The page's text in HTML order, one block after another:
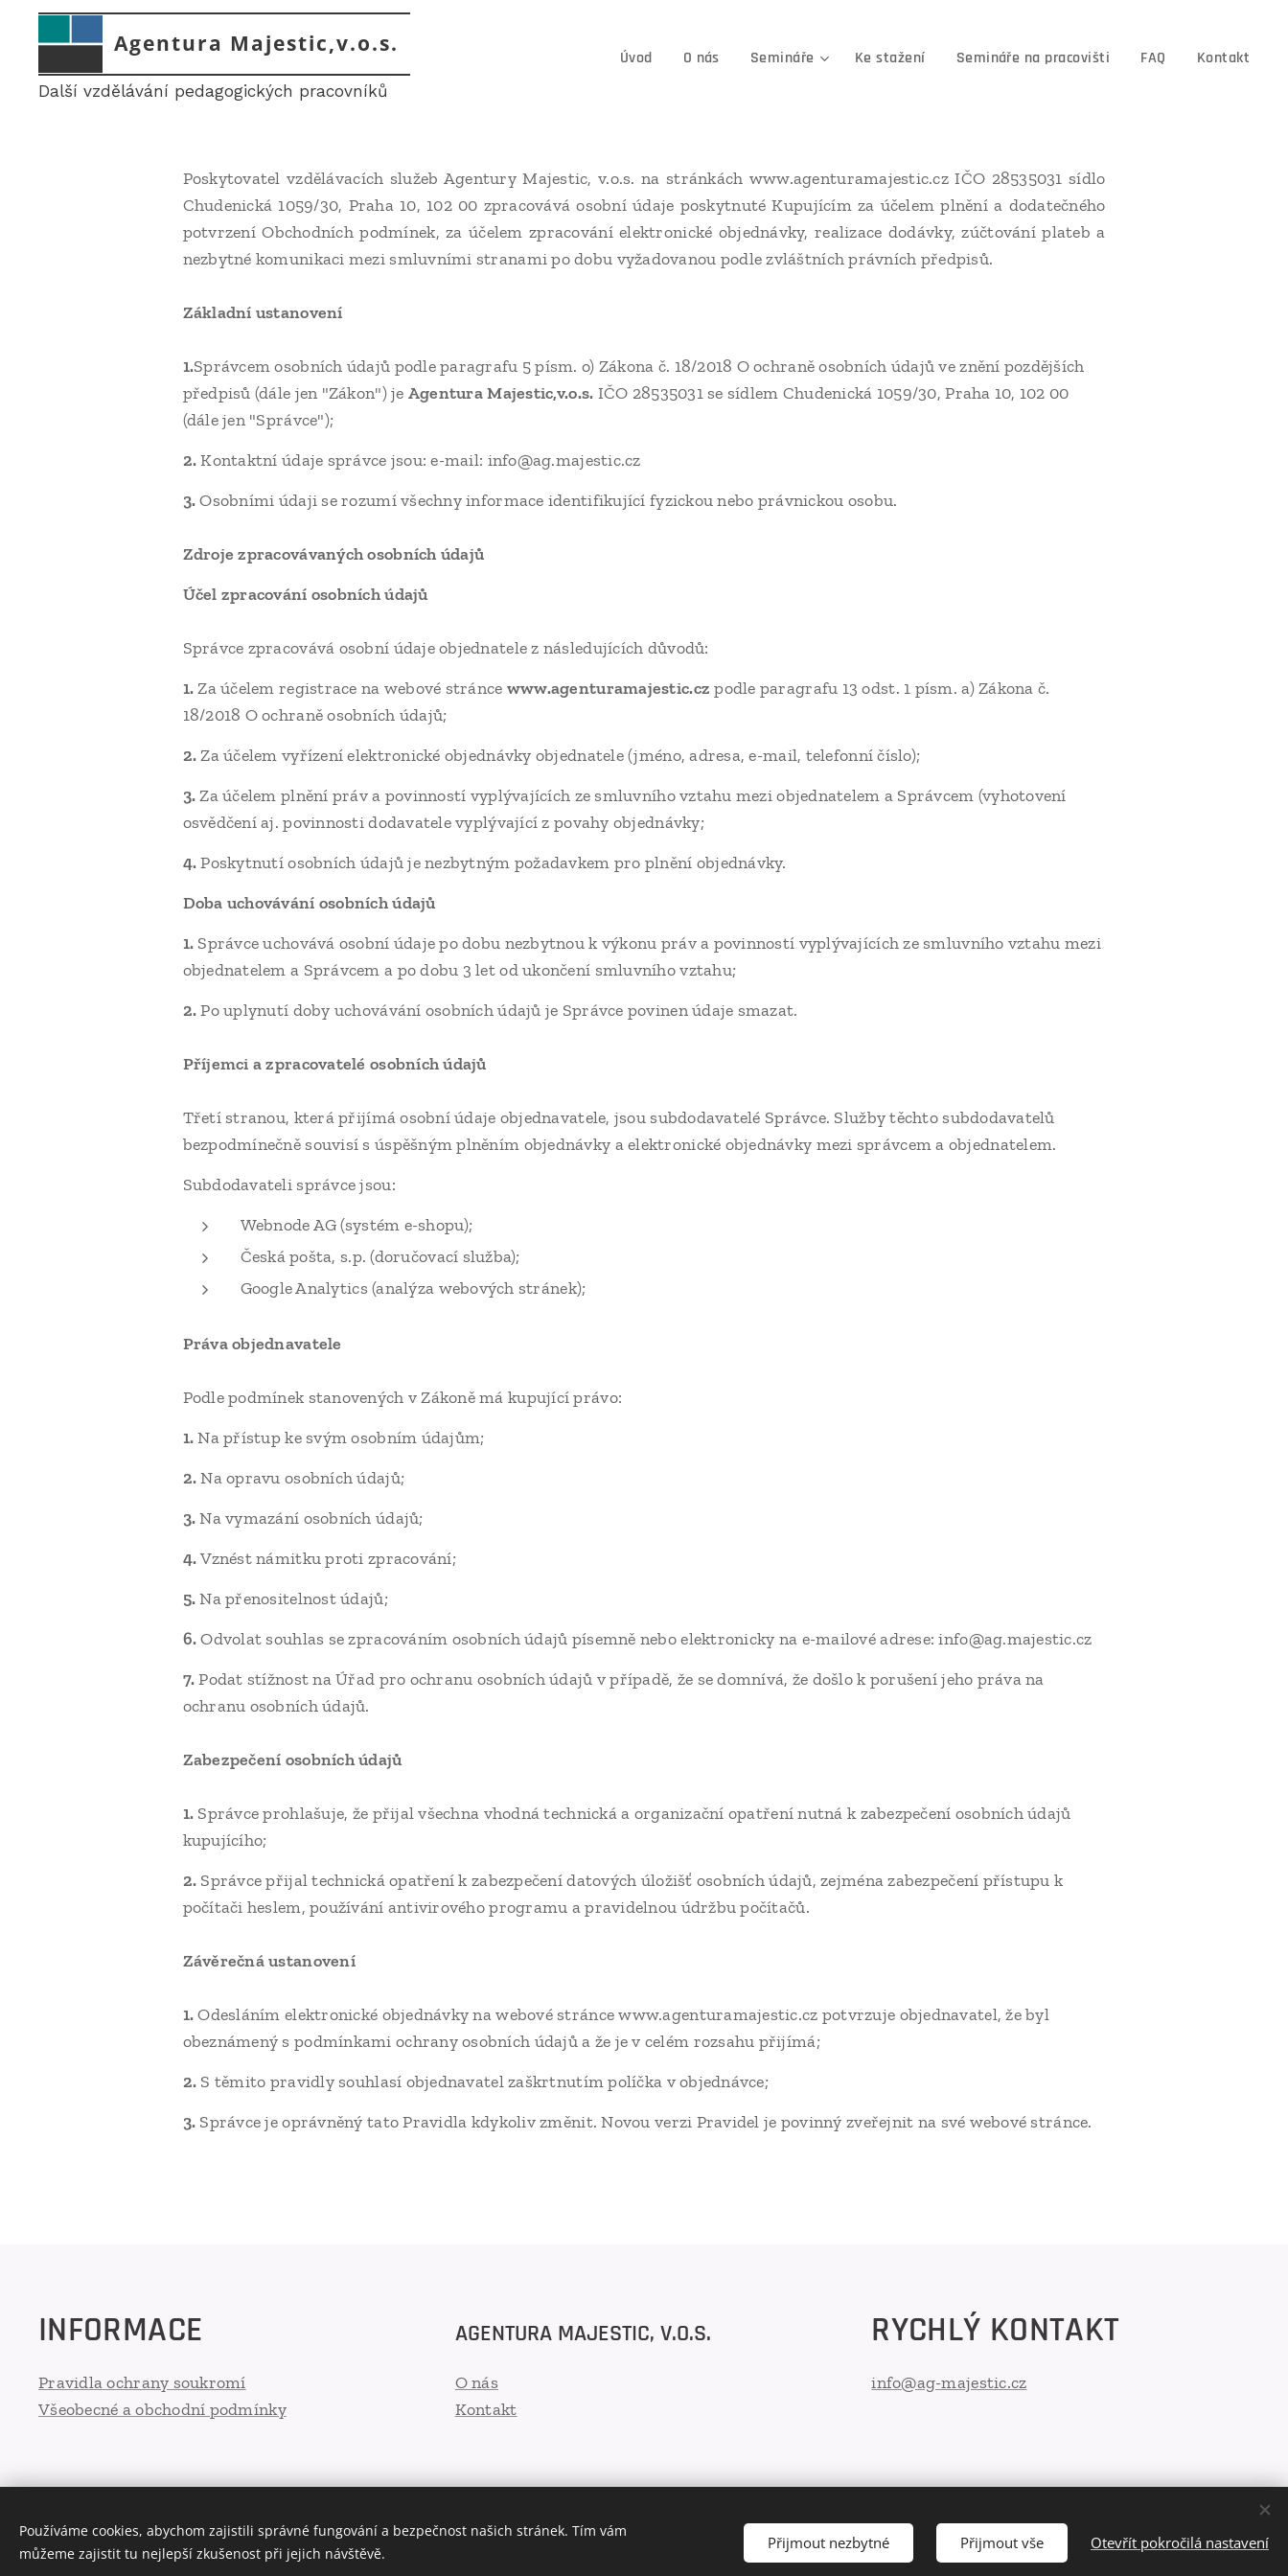
Agentura Majestic,v.o.s.
Další vzdělávání pedagogických pracovníků
Úvod O nás Semináře Ke stažení Semináře na pracovišti FAQ Kontakt
Poskytovatel vzdělávacích služeb Agentury Majestic, v.o.s. na stránkách www.agenturamajestic.cz IČO 28535031 sídlo
Chudenická 1059/30, Praha 10, 102 00 zpracovává osobní údaje poskytnuté Kupujícím za účelem plnění a dodatečného
potvrzení Obchodních podmínek, za účelem zpracování elektronické objednávky, realizace dodávky, zúčtování plateb a
nezbytné komunikaci mezi smluvními stranami po dobu vyžadovanou podle zvláštních právních předpisů.
Základní ustanovení
1.Správcem osobních údajů podle paragrafu 5 písm. o) Zákona č. 18/2018 O ochraně osobních údajů ve znění pozdějších
předpisů (dále jen "Zákon") je Agentura Majestic,v.o.s. IČO 28535031 se sídlem Chudenická 1059/30, Praha 10, 102 00
(dále jen "Správce");
2.Kontaktní údaje správce jsou: e-mail: info@ag.majestic.cz
3.Osobními údaji se rozumí všechny informace identifikující fyzickou nebo právnickou osobu.
Zdroje zpracovávaných osobních údajů
Účel zpracování osobních údajů
Správce zpracovává osobní údaje objednatele z následujících důvodů:
1.Za účelem registrace na webové stránce www.agenturamajestic.cz podle paragrafu 13 odst. 1 písm. a) Zákona č.
18/2018 O ochraně osobních údajů;
2.Za účelem vyřízení elektronické objednávky objednatele (jméno, adresa, e-mail, telefonní číslo);
3.Za účelem plnění práv a povinností vyplývajících ze smluvního vztahu mezi objednatelem a Správcem (vyhotovení
osvědčení aj. povinnosti dodavatele vyplývající z povahy objednávky;
4.Poskytnutí osobních údajů je nezbytným požadavkem pro plnění objednávky.
Doba uchovávání osobních údajů
1. Správce uchovává osobní údaje po dobu nezbytnou k výkonu práv a povinností vyplývajících ze smluvního vztahu mezi
objednatelem a Správcem a po dobu 3 let od ukončení smluvního vztahu;
2.Po uplynutí doby uchovávání osobních údajů je Správce povinen údaje smazat.
Příjemci a zpracovatelé osobních údajů
Třetí stranou, která přijímá osobní údaje objednavatele, jsou subdodavatelé Správce. Služby těchto subdodavatelů
bezpodmínečně souvisí s úspěšným plněním objednávky a elektronické objednávky mezi správcem a objednatelem.
Subdodavateli správce jsou:
Webnode AG (systém e-shopu);
Česká pošta, s.p. (doručovací služba);
Google Analytics (analýza webových stránek);
Práva objednavatele
Podle podmínek stanovených v Zákoně má kupující právo:
1.Na přístup ke svým osobním údajům;
2.Na opravu osobních údajů;
3.Na vymazání osobních údajů;
4.Vznést námitku proti zpracování;
5.Na přenositelnost údajů;
6.Odvolat souhlas se zpracováním osobních údajů písemně nebo elektronicky na e-mailové adrese: info@ag.majestic.cz
7.Podat stížnost na Úřad pro ochranu osobních údajů v případě, že se domnívá, že došlo k porušení jeho práva na
ochranu osobních údajů.
Zabezpečení osobních údajů
1. Správce prohlašuje, že přijal všechna vhodná technická a organizační opatření nutná k zabezpečení osobních údajů
kupujícího;
2. Správce přijal technická opatření k zabezpečení datových úložišť osobních údajů, zejména zabezpečení přístupu k
počítači heslem, používání antivirového programu a pravidelnou údržbu počítačů.
Závěrečná ustanovení
1.Odesláním elektronické objednávky na webové stránce www.agenturamajestic.cz potvrzuje objednavatel, že byl
obeznámený s podmínkami ochrany osobních údajů a že je v celém rozsahu přijímá;
2. S těmito pravidly souhlasí objednavatel zaškrtnutím políčka v objednávce;
3. Správce je oprávněný tato Pravidla kdykoliv změnit. Novou verzi Pravidel je povinný zveřejnit na své webové stránce.
INFORMACE
Pravidla ochrany soukromí
Všeobecné a obchodní podmínky
AGENTURA MAJESTIC, V.O.S.
O nás
Kontakt
RYCHLÝ KONTAKT
info@ag-majestic.cz
Používáme cookies, abychom zajistili správné fungování a bezpečnost našich stránek. Tím vám
můžeme zajistit tu nejlepší zkušenost při jejich návštěvě.
Přijmout nezbytné Přijmout vše Otevřít pokročilá nastavení